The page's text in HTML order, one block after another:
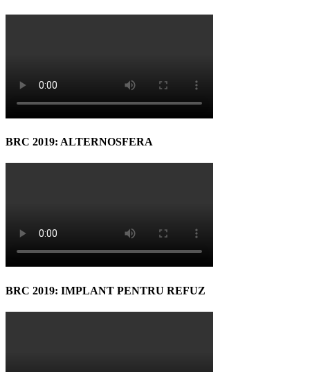
BRC 2019: ALTERNOSFERA
BRC 2019: IMPLANT PENTRU REFUZ